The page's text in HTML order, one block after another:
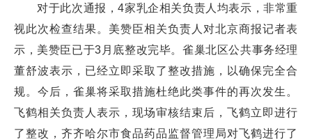
对于此次通报，4家乳企相关负责人均表示，非常重
视此次检查结果。美赞臣相关负责人对北京商报记者表
示，美赞臣已于3月底整改完毕。雀巢北区公共事务经理
董舒波表示，已经立即采取了整改措施，以确保完全合
规。今后，雀巢将采取措施杜绝此类事件的再次发生。
飞鹤相关负责人表示，现场审核结束后，飞鹤立即进行
了整改，齐齐哈尔市食品药品监督管理局对飞鹤进行了